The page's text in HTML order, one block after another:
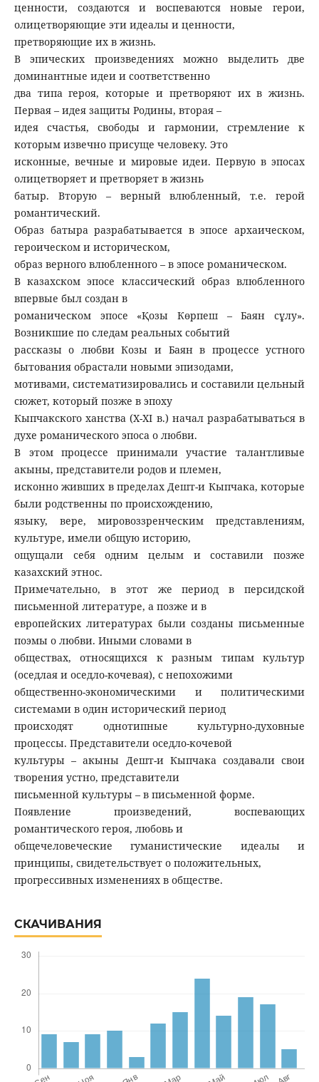
ценности, создаются и воспеваются новые герои,
олицетворяющие эти идеалы и ценности,
претворяющие их в жизнь.
В эпических произведениях можно выделить две
доминантные идеи и соответственно
два типа героя, которые и претворяют их в жизнь.
Первая – идея защиты Родины, вторая –
идея счастья, свободы и гармонии, стремление к
которым извечно присуще человеку. Это
исконные, вечные и мировые идеи. Первую в эпосах
олицетворяет и претворяет в жизнь
батыр. Вторую – верный влюбленный, т.е. герой
романтический.
Образ батыра разрабатывается в эпосе архаическом,
героическом и историческом,
образ верного влюбленного – в эпосе романическом.
В казахском эпосе классический образ влюбленного
впервые был создан в
романическом эпосе «Қозы Көрпеш – Баян сұлу».
Возникшие по следам реальных событий
рассказы о любви Козы и Баян в процессе устного
бытования обрастали новыми эпизодами,
мотивами, систематизировались и составили цельный
сюжет, который позже в эпоху
Кыпчакского ханства (Х-ХІ в.) начал разрабатываться в
духе романического эпоса о любви.
В этом процессе принимали участие талантливые
акыны, представители родов и племен,
исконно живших в пределах Дешт-и Кыпчака, которые
были родственны по происхождению,
языку, вере, мировоззренческим представлениям,
культуре, имели общую историю,
ощущали себя одним целым и составили позже
казахский этнос.
Примечательно, в этот же период в персидской
письменной литературе, а позже и в
европейских литературах были созданы письменные
поэмы о любви. Иными словами в
обществах, относящихся к разным типам культур
(оседлая и оседло-кочевая), с непохожими
общественно-экономическими и политическими
системами в один исторический период
происходят однотипные культурно-духовные
процессы. Представители оседло-кочевой
культуры – акыны Дешт-и Кыпчака создавали свои
творения устно, представители
письменной культуры – в письменной форме.
Появление произведений, воспевающих
романтического героя, любовь и
общечеловеческие гуманистические идеалы и
принципы, свидетельствует о положительных,
прогрессивных изменениях в обществе.
СКАЧИВАНИЯ